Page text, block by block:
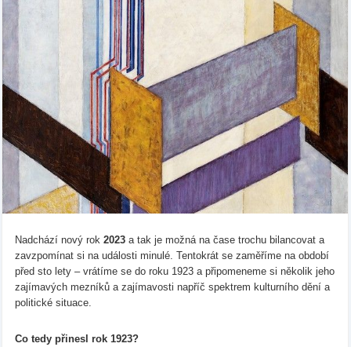
Nadchází nový rok 2023a tak je možná na čase trochu bilancovat a
zavzpomínat si na události minulé. Tentokrát se zaměříme na období
před sto lety – vrátíme se do roku 1923 a připomeneme si několik jeho
zajímavých mezníků a zajímavosti napříč spektrem kulturního dění a
politické situace.
Co tedy přinesl rok 1923?